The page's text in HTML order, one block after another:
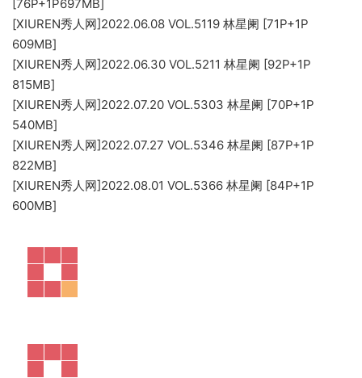
[76P+1P697MB]
[XIUREN秀人网]2022.06.08 VOL.5119 林星阑 [71P+1P
609MB]
[XIUREN秀人网]2022.06.30 VOL.5211 林星阑 [92P+1P
815MB]
[XIUREN秀人网]2022.07.20 VOL.5303 林星阑 [70P+1P
540MB]
[XIUREN秀人网]2022.07.27 VOL.5346 林星阑 [87P+1P
822MB]
[XIUREN秀人网]2022.08.01 VOL.5366 林星阑 [84P+1P
600MB]